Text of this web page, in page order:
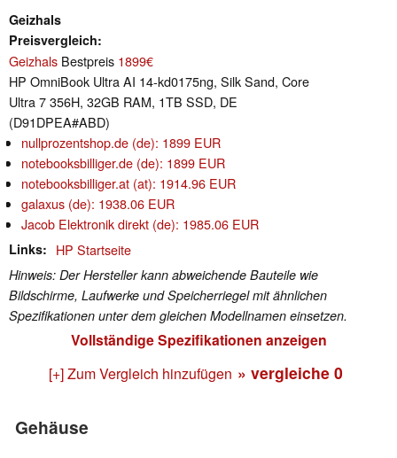
Geizhals
Preisvergleich
Geizhals Bestpreis 1899€
HP OmniBook Ultra AI 14-kd0175ng, Silk Sand, Core
Ultra 7 356H, 32GB RAM, 1TB SSD, DE
(D91DPEA#ABD)
nullprozentshop.de (de): 1899 EUR
notebooksbilliger.de (de): 1899 EUR
notebooksbilliger.at (at): 1914.96 EUR
galaxus (de): 1938.06 EUR
Jacob Elektronik direkt (de): 1985.06 EUR
Links HP Startseite
Hinweis: Der Hersteller kann abweichende Bauteile wie
Bildschirme, Laufwerke und Speicherriegel mit ähnlichen
Spezifikationen unter dem gleichen Modellnamen einsetzen.
Vollständige Spezifikationen anzeigen
[+] Zum Vergleich hinzufügen » vergleiche 0
Gehäuse